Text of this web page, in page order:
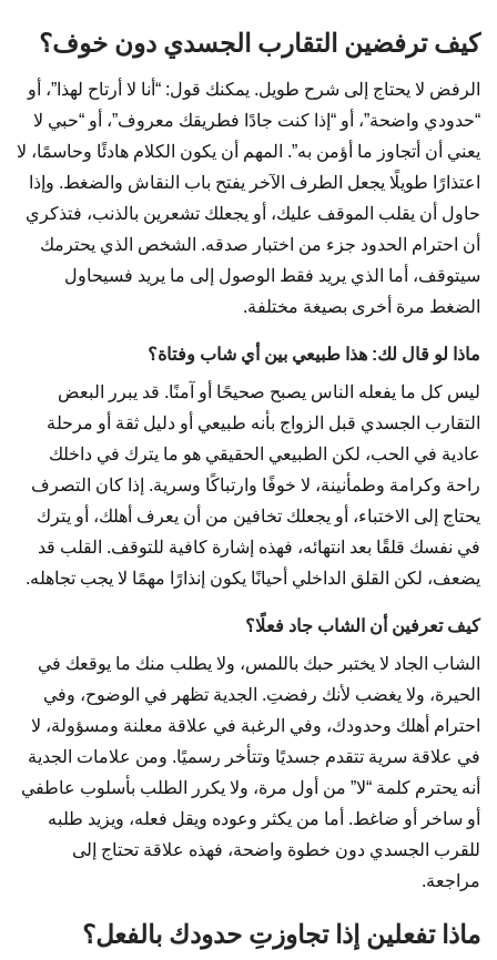
كيف ترفضين التقارب الجسدي دون خوف؟
الرفض لا يحتاج إلى شرح طويل. يمكنك قول: “أنا لا أرتاح لهذا”، أو
“حدودي واضحة”، أو “إذا كنت جادًا فطريقك معروف”، أو “حبي لا
يعني أن أتجاوز ما أؤمن به”. المهم أن يكون الكلام هادئًا وحاسمًا، لا
اعتذارًا طويلًا يجعل الطرف الآخر يفتح باب النقاش والضغط. وإذا
حاول أن يقلب الموقف عليك، أو يجعلك تشعرين بالذنب، فتذكري
أن احترام الحدود جزء من اختبار صدقه. الشخص الذي يحترمك
سيتوقف، أما الذي يريد فقط الوصول إلى ما يريد فسيحاول
الضغط مرة أخرى بصيغة مختلفة.
ماذا لو قال لك: هذا طبيعي بين أي شاب وفتاة؟
ليس كل ما يفعله الناس يصبح صحيحًا أو آمنًا. قد يبرر البعض
التقارب الجسدي قبل الزواج بأنه طبيعي أو دليل ثقة أو مرحلة
عادية في الحب، لكن الطبيعي الحقيقي هو ما يترك في داخلك
راحة وكرامة وطمأنينة، لا خوفًا وارتباكًا وسرية. إذا كان التصرف
يحتاج إلى الاختباء، أو يجعلك تخافين من أن يعرف أهلك، أو يترك
في نفسك قلقًا بعد انتهائه، فهذه إشارة كافية للتوقف. القلب قد
يضعف، لكن القلق الداخلي أحيانًا يكون إنذارًا مهمًا لا يجب تجاهله.
كيف تعرفين أن الشاب جاد فعلًا؟
الشاب الجاد لا يختبر حبك باللمس، ولا يطلب منك ما يوقعك في
الحيرة، ولا يغضب لأنك رفضتِ. الجدية تظهر في الوضوح، وفي
احترام أهلك وحدودك، وفي الرغبة في علاقة معلنة ومسؤولة، لا
في علاقة سرية تتقدم جسديًا وتتأخر رسميًا. ومن علامات الجدية
أنه يحترم كلمة “لا” من أول مرة، ولا يكرر الطلب بأسلوب عاطفي
أو ساخر أو ضاغط. أما من يكثر وعوده ويقل فعله، ويزيد طلبه
للقرب الجسدي دون خطوة واضحة، فهذه علاقة تحتاج إلى
مراجعة.
ماذا تفعلين إذا تجاوزتِ حدودك بالفعل؟